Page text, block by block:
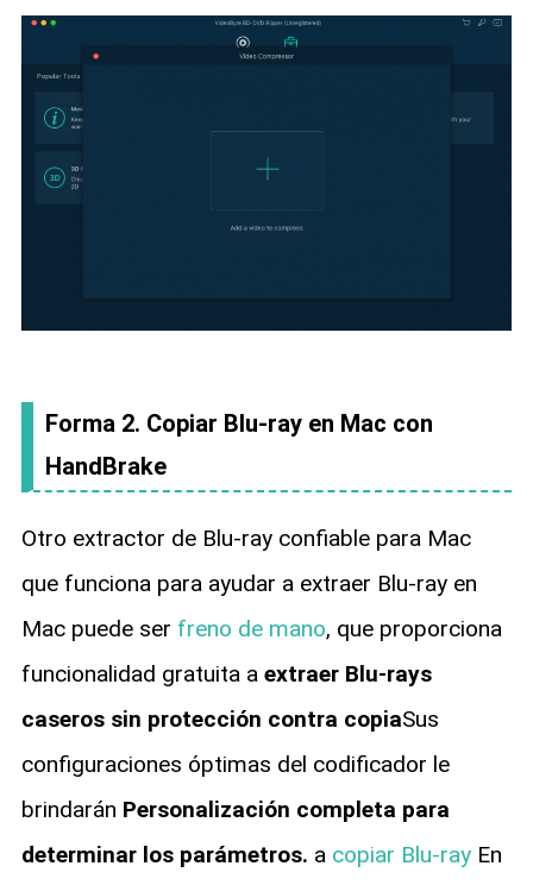
Forma 2. Copiar Blu-ray en Mac con
HandBrake
Otro extractor de Blu-ray confiable para Mac
que funciona para ayudar a extraer Blu-ray en
Mac puede ser freno de mano, que proporciona
funcionalidad gratuita aextraer Blu-rays
caseros sin protección contra copiaSus
configuraciones óptimas del codificador le
brindarán Personalización completa para
determinar los parámetros. a copiar Blu-rayEn